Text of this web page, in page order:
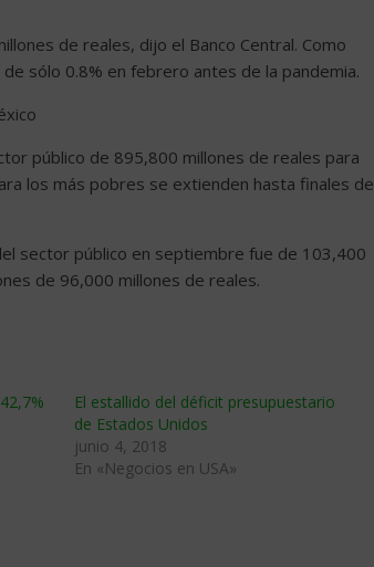
de reales, dijo el Banco Central. Como
sólo 0.8% en febrero antes de la pandemia.
público de 895,800 millones de reales para
los más pobres se extienden hasta finales de
sector público en septiembre fue de 103,400
de 96,000 millones de reales.
El estallido del déficit presupuestario
de Estados Unidos
junio 4, 2018
En «Negocios en USA»